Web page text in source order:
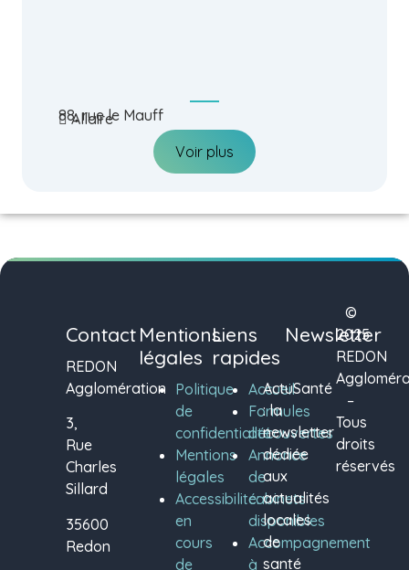
88, rue le Mauff
Allaire
Voir plus
Contact
REDON
Agglomération
3,
Rue
Charles
Sillard
35600
Redon
Mentions
légales
Politique
de
confidentialité
Mentions
légales
Accessibilité:
en
cours
de
Liens
rapides
Accueil
Formules
découvertes
Annonce
de
cabinets
disponibles
Accompagnement
à
Newsletter
ActuSanté
: la
newsletter
dédiée
aux
actualités
locales
de
santé
©
2025
REDON
–
Tous
droits
réservés